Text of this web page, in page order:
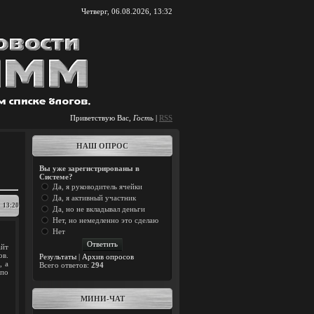
Четверг, 06.08.2026, 13:32
Приветствую Вас Гость | RSS
13:20
а
НАШ ОПРОС
Вы уже зарегистрированы в
Системе?
Да, я руководитель ячейки
Да, я активный участник
Да, но не вкладывал деньги
Нет, но немедленно это сделаю
Нет
Результаты | Архив опросов
Всего ответов: 294
МИНИ-ЧАТ